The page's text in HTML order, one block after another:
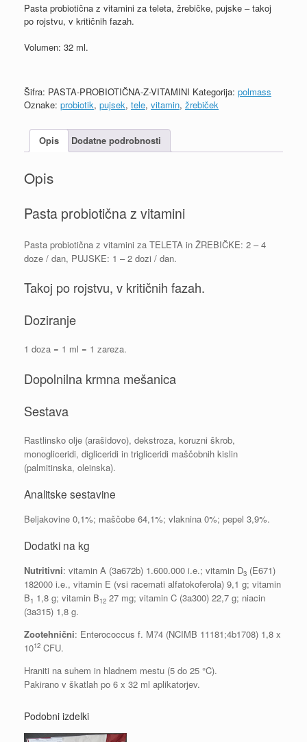
Pasta probiotična z vitamini za teleta, žrebičke, pujske – takoj
po rojstvu, v kritičnih fazah.
Volumen: 32 ml.
Šifra: PASTA-PROBIOTIČNA-Z-VITAMINI Kategorija: polmass
Oznake: probiotik, pujsek, tele, vitamin, žrebiček
Opis Dodatne podrobnosti
Opis
Pasta probiotična z vitamini
Pasta probiotična z vitamini za TELETA in ŽREBIČKE: 2 – 4
doze / dan, PUJSKE: 1 – 2 dozi / dan.
Takoj po rojstvu, v kritičnih fazah.
Doziranje
1 doza = 1 ml = 1 zareza.
Dopolnilna krmna mešanica
Sestava
Rastlinsko olje (arašidovo), dekstroza, koruzni škrob,
monogliceridi, digliceridi in trigliceridi maščobnih kislin
(palmitinska, oleinska).
Analitske sestavine
Beljakovine 0,1%; maščobe 64,1%; vlaknina 0%; pepel 3,9%.
Dodatki na kg
Nutritivni: vitamin A (3a672b) 1.600.000 i.e.; vitamin D3 (E671)
182000 i.e., vitamin E (vsi racemati alfatokoferola) 9,1 g; vitamin
B1 1,8 g; vitamin B12 27 mg; vitamin C (3a300) 22,7 g; niacin
(3a315) 1,8 g.
Zootehnični: Enterococcus f. M74 (NCIMB 11181;4b1708) 1,8 x
1012 CFU.
Hraniti na suhem in hladnem mestu (5 do 25 °C).
Pakirano v škatlah po 6 x 32 ml aplikatorjev.
Podobni izdelki